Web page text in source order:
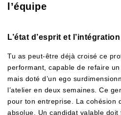
l’équipe
L’état d’esprit et
Tu as peut-être déjà croisé ce
performant, capable de refaire
mais doté d’un ego
l’atelier en deux semaines. Ce
pour ton entreprise. La cohésion
absolue. Un candidat valable doit